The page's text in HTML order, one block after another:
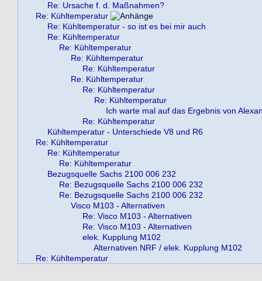
Re: Ursache f. d. Maßnahmen?
Re: Kühltemperatur
Re: Kühltemperatur - so ist es bei mir auch
Re: Kühltemperatur
Re: Kühltemperatur
Re: Kühltemperatur
Re: Kühltemperatur
Re: Kühltemperatur
Re: Kühltemperatur
Re: Kühltemperatur
Ich warte mal auf das Ergebnis von
Re: Kühltemperatur
Kühltemperatur - Unterschiede V8 und R6
Re: Kühltemperatur
Re: Kühltemperatur
Re: Kühltemperatur
Bezugsquelle Sachs 2100 006 232
Re: Bezugsquelle Sachs 2100 006 232
Re: Bezugsquelle Sachs 2100 006 232
Visco M103 - Alternativen
Re: Visco M103 - Alternativen
Re: Visco M103 - Alternativen
elek. Kupplung M102
Alternativen NRF / elek. Kupplung M102
Re: Kühltemperatur